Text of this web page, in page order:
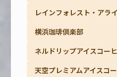
レインフォレスト・アラ
横浜珈琲倶楽部
ネルドリップアイスコー
天空プレミアムアイスコ